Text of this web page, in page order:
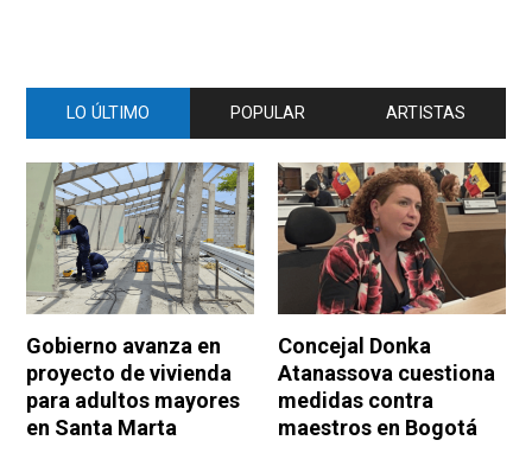
LO ÚLTIMO POPULAR ARTISTAS
Gobierno avanza en
proyecto de vivienda
para adultos mayores
en Santa Marta
Concejal Donka
Atanassova cuestiona
medidas contra
maestros en Bogotá